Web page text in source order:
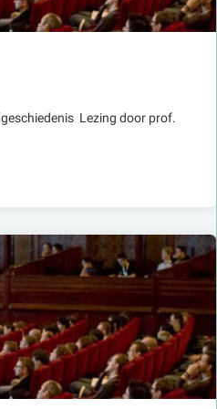
Lezing door prof.